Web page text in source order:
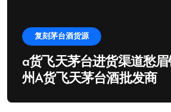
复刻茅台酒货源
a货飞天茅台进货渠道愁
州A货飞天茅台酒批发商